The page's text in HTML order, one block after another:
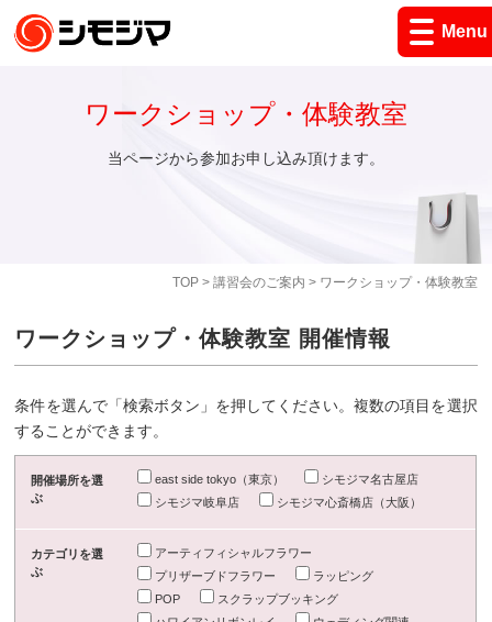
Menu
TOP> 講習会のご案内 > ワークショップ・体験教室
ワークショップ・体験教室
当ページから参加お申し込み頂けます。
ワークショップ・体験教室 開催情報
条件を選んで「検索ボタン」を押してください。複数の項目を選択
することができます。
開催場所を選
ぶ
east side tokyo（東京）
シモジマ名古屋店
シモジマ岐阜店
シモジマ心斎橋店（大阪）
カテゴリを選
ぶ
アーティフィシャルフラワー
プリザーブドフラワー
ラッピング
POP
スクラップブッキング